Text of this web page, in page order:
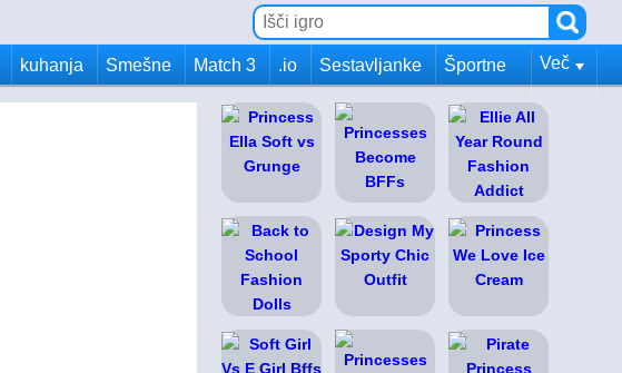
kuhanja Smešne Match 3 .io Sestavljanke Športne Več